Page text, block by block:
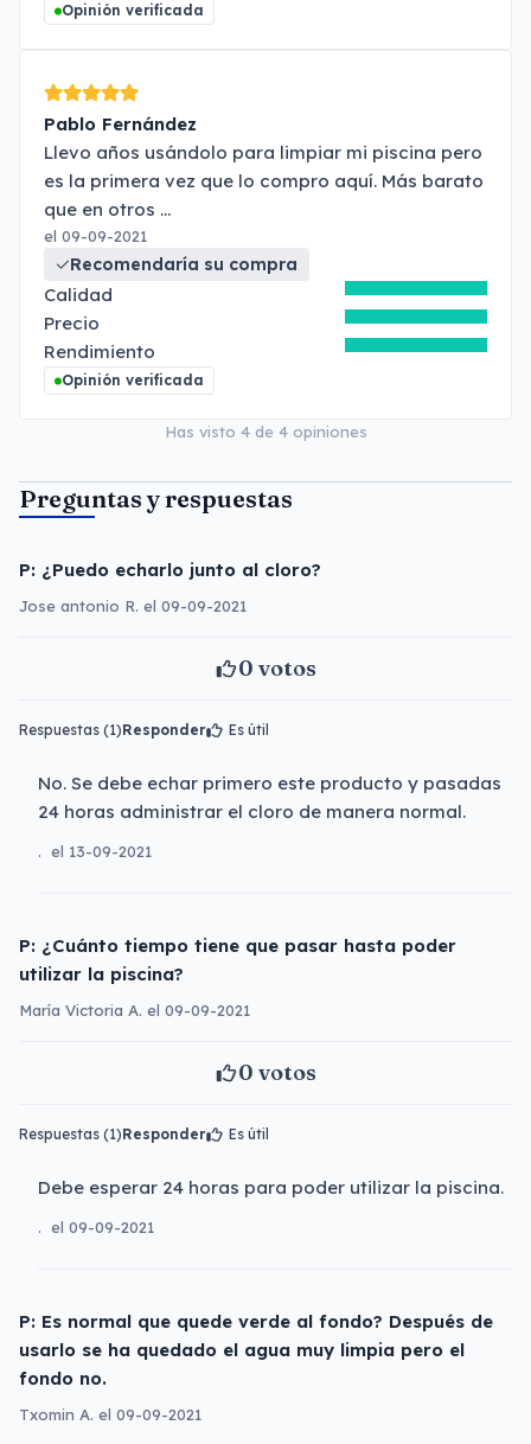
Opinión verificada
Pablo Fernández
Llevo años usándolo para limpiar mi piscina pero
es la primera vez que lo compro aquí. Más barato
que en otros ...
el 09-09-2021
Recomendaría su compra
Calidad
Precio
Rendimiento
Opinión verificada
Has visto 4de 4opiniones
Preguntas y respuestas
P: ¿Puedo echarlo junto al cloro?
Jose antonio R. el 09-09-2021
0 votos
Respuestas (1)Responder Es útil
No. Se debe echar primero este producto y pasadas
24 horas administrar el cloro de manera normal.
. el 13-09-2021
P: ¿Cuánto tiempo tiene que pasar hasta poder
utilizar la piscina?
María Victoria A. el 09-09-2021
0 votos
Respuestas (1)Responder Es útil
Debe esperar 24 horas para poder utilizar la piscina.
. el 09-09-2021
P: Es normal que quede verde al fondo? Después de
usarlo se ha quedado el agua muy limpia pero el
fondo no.
Txomin A. el 09-09-2021